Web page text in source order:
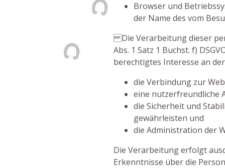
Browser und
der Name des vom
Die Verarbeitung dieser
Abs. 1 Satz 1 Buchst. f)
berechtigtes Interesse an
die Verbindung zur
eine nutzerfreundliche
die Sicherheit und
gewährleisten und
die Administration der
Die Verarbeitung erfolgt
Erkenntnisse über die